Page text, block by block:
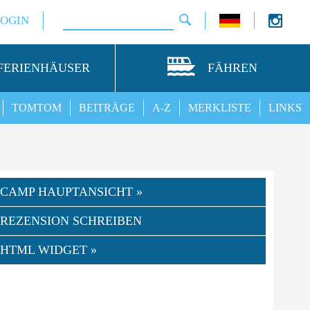
FÄHREN
LINKS
MERKLISTE
A-Z
BEITRÄGE
TOMTOM
CAMP HAUPTANSICHT »
REZENSION SCHREIBEN
HTML WIDGET »